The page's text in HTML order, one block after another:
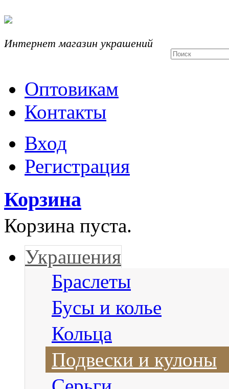
Интернет магазин украшений
Оптовикам
Контакты
Вход
Регистрация
Корзина
Корзина пуста.
Украшения
Браслеты
Бусы и колье
Кольца
Подвески и кулоны